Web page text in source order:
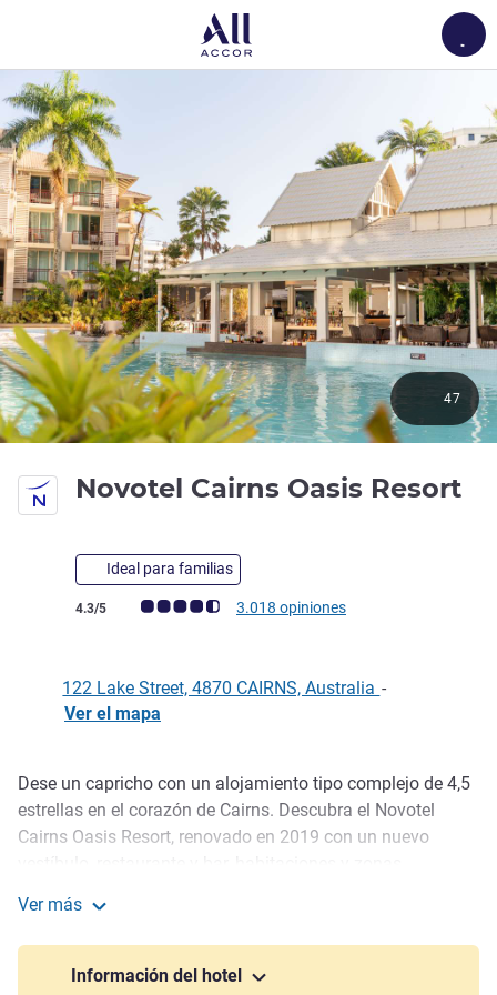
Novotel Cairns Oasis Resort
Ideal para familias
Nota de clientes de Avis (Clasificación de ALL)
4.3/5 3.018 opiniones
47
122 Lake Street, 4870 CAIRNS, Australia -
Ver el mapa
Descripción
Dese un capricho con un alojamiento tipo complejo de 4,5
estrellas en el corazón de Cairns. Descubra el Novotel
Cairns Oasis Resort, renovado en 2019 con un nuevo
semana o unas vacaciones repletos de diversión. Tenemos
el único bar dentro de una piscina de Cairns.
Escape to paradise at Novotel Cairns Oasis Resort! Enjoy
Ver más
Información del hotel